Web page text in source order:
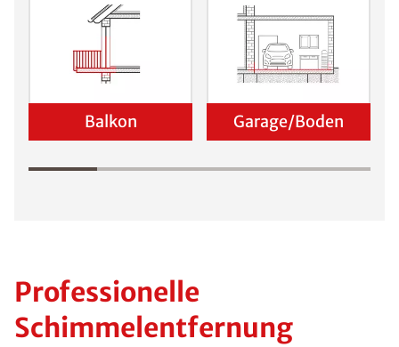
Balkon Garage/Boden
Professionelle
Schimmelentfernung